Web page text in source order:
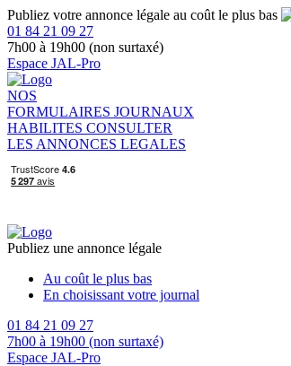
Publiez votre annonce légale au coût le plus bas
01 84 21 09 27
7h00 à 19h00 (non surtaxé)
Espace JAL-Pro
NOS
FORMULAIRES JOURNAUX
HABILITES CONSULTER
LES ANNONCES LEGALES
Publiez une annonce légale
Au coût le plus bas
En choisissant votre journal
01 84 21 09 27
7h00 à 19h00 (non surtaxé)
Espace JAL-Pro